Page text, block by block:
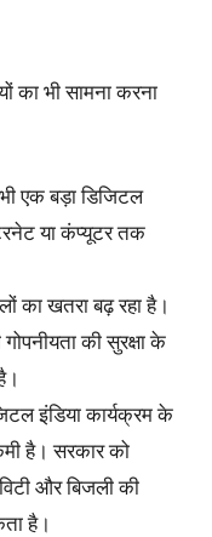
का भी सामना करना
एक बड़ा डिजिटल
या कंप्यूटर तक
का खतरा बढ़ रहा है।
की सुरक्षा के
इंडिया कार्यक्रम के
है। सरकार को
और बिजली की
है।